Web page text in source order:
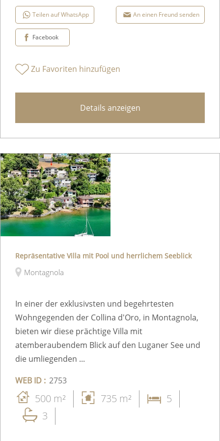
Teilen auf WhatsApp An einen Freund senden
Facebook
Zu Favoriten hinzufügen
Details anzeigen
Repräsentative Villa mit Pool und herrlichem Seeblick
Montagnola
In einer der exklusivsten und begehrtesten
Wohngegenden der Collina d'Oro, in Montagnola,
bieten wir diese prächtige Villa mit
atemberaubendem Blick auf den Luganer See und
die umliegenden ...
WEB ID : 2753
500 m² 735 m²
5
3